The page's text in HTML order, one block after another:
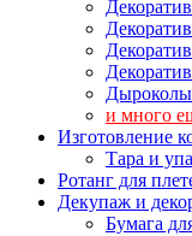
и много
Изготовление
Тара и
Ротанг для
Декупаж и
Бумага